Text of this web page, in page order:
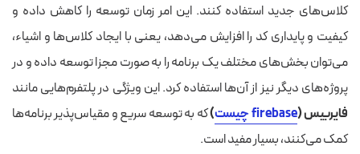
کلاس‌های جدید استفاده کنند. این امر زمان توسعه را کاهش داده و
کیفیت و پایداری کد را افزایش می‌دهد، یعنی با ایجاد کلاس‌ها و اشیاء،
می‌توان بخش‌های مختلف یک برنامه را به صورت مجزا توسعه داده و در
پروژه‌های دیگر نیز از آن‌ها استفاده کرد. این ویژگی در پلتفرم‌هایی مانند
فایربیس (firebase چیست )که به توسعه سریع و مقیاس‌پذیر برنامه‌ها
کمک می‌کنند، بسیار مفید است.